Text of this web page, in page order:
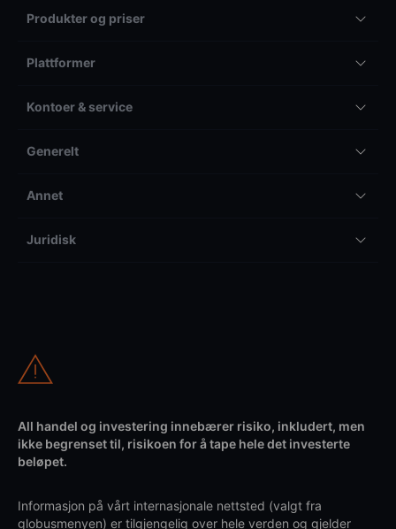
Produkter og priser
Plattformer
Kontoer & service
Generelt
Annet
Juridisk
All handel og investering innebærer risiko, inkludert, men
ikke begrenset til, risikoen for å tape hele det investerte
beløpet.
Informasjon på vårt internasjonale nettsted (valgt fra
globusmenyen) er tilgjengelig over hele verden og gjelder